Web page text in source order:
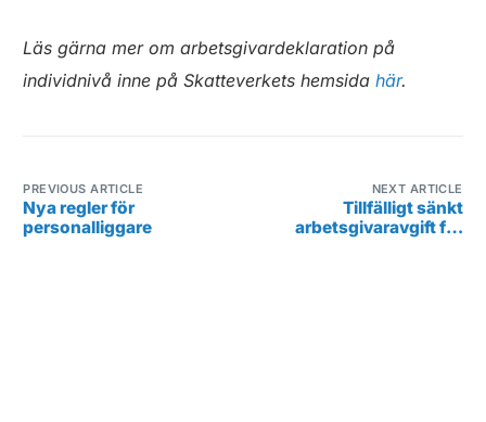
Läs gärna mer om arbetsgivardeklaration på
individnivå inne på Skatteverkets hemsidahär.
PREVIOUS ARTICLE
Nya regler för
personalliggare
NEXT ARTICLE
Tillfälligt sänkt
arbetsgivaravgift för